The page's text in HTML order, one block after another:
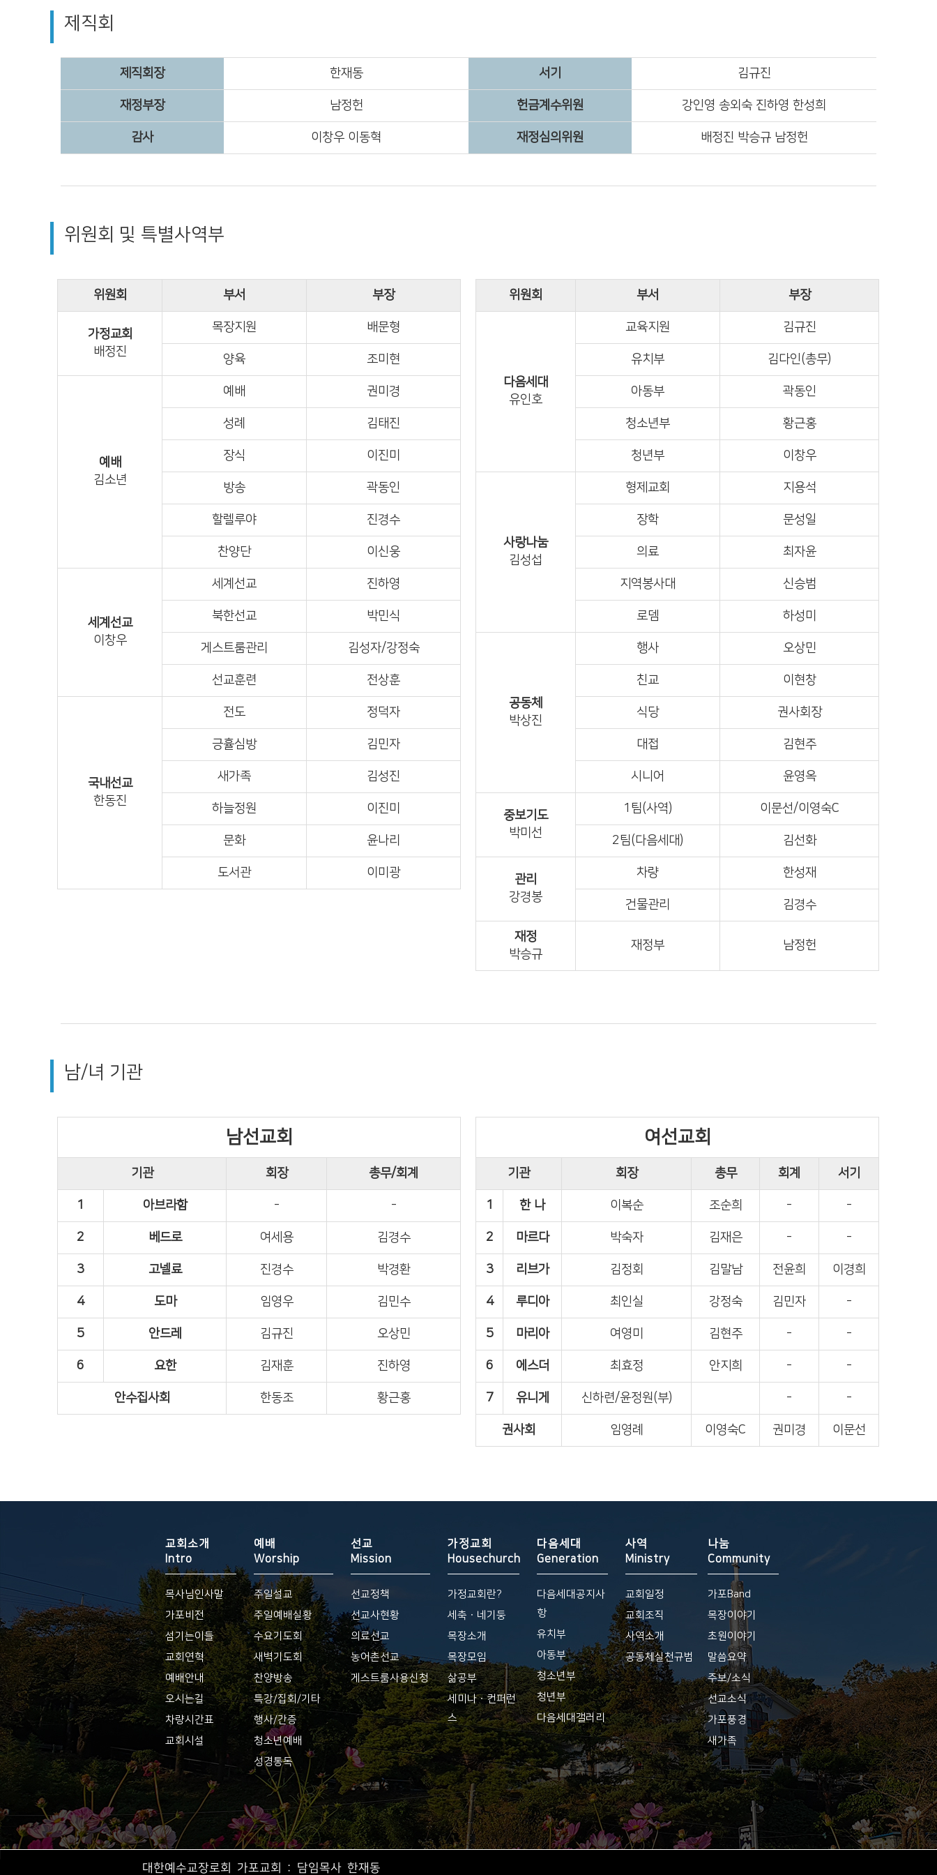
제직회
제직회장 한재동 서기 김규진
재정부장 남정헌 헌금계수위원 강인영 송외숙 진하영 한성희
감사 이창우 이동혁 재정심의위원 배정진 박승규 남정헌
위원회 및 특별사역부
위원회 부서 부장
가정교회
배정진
목장지원 배문형
양육 조미현
예배
김소년
예배 권미경
성례 김태진
장식 이진미
방송 곽동인
할렐루야 진경수
찬양단 이신웅
세계선교
이창우
세계선교 진하영
북한선교 박민식
게스트룸관리 김성자/강정숙
선교훈련 전상훈
국내선교
한동진
전도 정덕자
긍휼심방 김민자
새가족 김성진
하늘정원 이진미
문화 윤나리
도서관 이미광
위원회 부서 부장
다음세대
유인호
교육지원 김규진
유치부 김다인(총무)
아동부 곽동인
청소년부 황근홍
청년부 이창우
사랑나눔
김성섭
형제교회 지용석
장학 문성일
의료 최자윤
지역봉사대 신승범
로뎀 하성미
공동체
박상진
행사 오상민
친교 이현창
식당 권사회장
대접 김현주
시니어 윤영옥
중보기도
박미선
1팀(사역) 이문선/이영숙C
2팀(다음세대) 김선화
관리
강경봉
차량 한성재
건물관리 김경수
재정
박승규
재정부 남정헌
남/녀 기관
남선교회
기관 회장 총무/회계
1 아브라함 - -
2 베드로 여세용 김경수
3 고넬료 진경수 박경환
4 도마 임영우 김민수
5 안드레 김규진 오상민
6 요한 김재훈 진하영
안수집사회 한동조 황근홍
여선교회
기관 회장 총무 회계 서기
1 한 나 이복순 조순희 - -
2 마르다 박숙자 김재은 - -
3 리브가 김정회 김말남 전윤희 이경희
4 루디아 최인실 강정숙 김민자 -
5 마리아 여영미 김현주 - -
6 에스더 최효정 안지희 - -
7 유니게 신하련/윤정원(부) - -
권사회 임영례 이영숙C 권미경 이문선
교회소개
Intro
목사님인사말
가포비전
섬기는이들
교회연혁
예배안내
오시는길
차량시간표
교회시설
예배
Worship
주일설교
주일예배실황
수요기도회
새벽기도회
찬양방송
특강/집회/기타
행사/간증
청소년예배
성경통독
선교
Mission
선교정책
선교사현황
의료선교
농어촌선교
게스트룸사용신청
가정교회
Housechurch
가정교회란?
세축ㆍ네기둥
목장소개
목장모임
삶공부
세미나ㆍ컨퍼런
스
다음세대
Generation
다음세대공지사
항
유치부
아동부
청소년부
청년부
다음세대갤러리
사역
Ministry
교회일정
교회조직
사역소개
공동체실천규범
나눔
Community
가포Band
목장이야기
초원이야기
말씀요약
주보/소식
선교소식
가포풍경
새가족
대한예수교장로회 가포교회 : 담임목사 한재동